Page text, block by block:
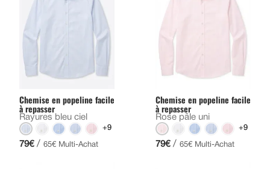
Chemise en popeline facile
à repasser
Rayures bleu ciel
+9
79€ / 65€ Multi-Achat
Chemise en popeline facile
à repasser
Rose pâle uni
+9
79€ / 65€ Multi-Achat